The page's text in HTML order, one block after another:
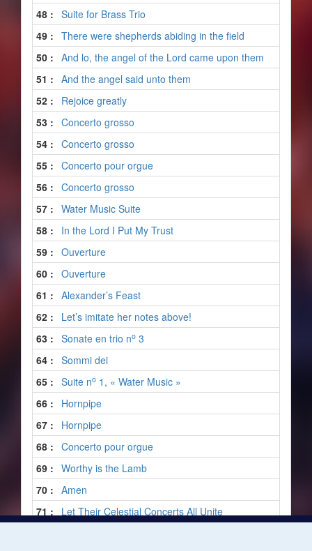
48 : Suite for Brass Trio
49 : There were shepherds abiding in the field
50 : And lo, the angel of the Lord came upon them
51 : And the angel said unto them
52 :
Rejoice greatly
53 : Concerto grosso
54 : Concerto grosso
55 : Concerto pour orgue
56 : Concerto grosso
57 : Water Music Suite
58 :
In the Lord I Put My Trust
59 : Ouverture
60 : Ouverture
61 : Alexander’s Feast
62 :
Let’s imitate her notes above!
63 : Sonate en trio no 3
64 : Sommi dei
65 : Suite no 1, « Water Music »
66 :
Hornpipe
67 :
Hornpipe
68 : Concerto pour orgue
69 : Worthy is the Lamb
70 : Amen
71 :
Let Their Celestial Concerts All Unite